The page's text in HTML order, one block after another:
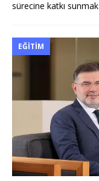
sürecine katkı sunmak
EĞITIM